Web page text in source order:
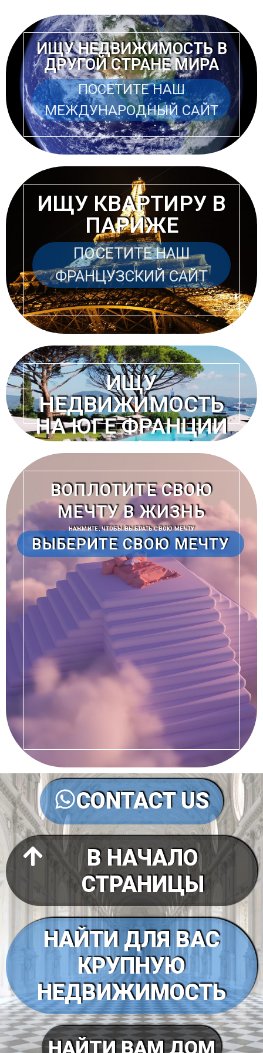
ИЩУ НЕДВИЖИМОСТЬ В
ДРУГОЙ СТРАНЕ МИРА
ПОСЕТИТЕ НАШ
МЕЖДУНАРОДНЫЙ САЙТ
ИЩУ КВАРТИРУ В
ПАРИЖЕ
ПОСЕТИТЕ НАШ
ФРАНЦУЗСКИЙ САЙТ
ИЩУ
НЕДВИЖИМОСТЬ
НА ЮГЕ ФРАНЦИИ
ПОСЕТИТЕ НАШ
ФРАНЦУЗСКИЙ САЙТ
ВОПЛОТИТЕ СВОЮ
МЕЧТУ В ЖИЗНЬ
НАЖМИТЕ, ЧТОБЫ ВЫБРАТЬ СВОЮ МЕЧТУ
ВЫБЕРИТЕ СВОЮ МЕЧТУ
CONTACT US
В НАЧАЛО
СТРАНИЦЫ
НАЙТИ ДЛЯ ВАС
КРУПНУЮ
НЕДВИЖИМОСТЬ
НАЙТИ ВАМ ДОМ